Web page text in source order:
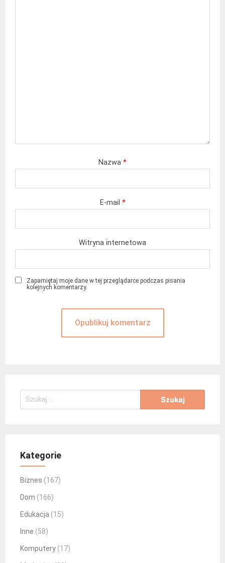
Nazwa *
E-mail *
Witryna internetowa
Zapamiętaj moje dane w tej przeglądarce podczas pisania
kolejnych komentarzy.
Szukaj:
Kategorie
Biznes (167)
Dom (166)
Edukacja (15)
Inne (58)
Komputery (17)